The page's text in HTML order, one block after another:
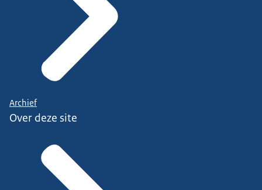
Archief
Over deze site